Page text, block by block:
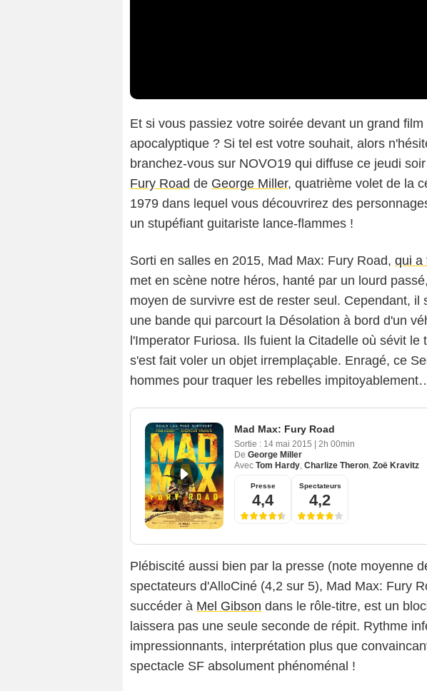
Et si vous passiez votre soirée devant un grand
apocalyptique ? Si tel est votre souhait, alors
branchez-vous sur NOVO19 qui diffuse ce jeudi
Fury Road de George Miller, quatrième volet de la
1979 dans lequel vous découvrirez des
un stupéfiant guitariste lance-flammes !
Sorti en salles en 2015, Mad Max: Fury Road, qui a
met en scène notre héros, hanté par un lourd
moyen de survivre est de rester seul. Cependant, il
une bande qui parcourt la Désolation à bord d'un
l'Imperator Furiosa. Ils fuient la Citadelle où sévit le
s'est fait voler un objet irremplaçable. Enragé, ce
hommes pour traquer les rebelles
Mad Max: Fury Road
Sortie : 14 mai 2015
2h 00min
De George Miller
Avec Tom Hardy, Charlize Theron, Zoë Kravitz
Presse
4,4
Spectateurs
4,2
Plébiscité aussi bien par la presse (note moyenne
spectateurs d'AlloCiné (4,2 sur 5), Mad Max: Fury
succéder à Mel Gibson dans le rôle-titre, est un
laissera pas une seule seconde de répit. Rythme
impressionnants, interprétation plus que
spectacle SF absolument phénoménal !